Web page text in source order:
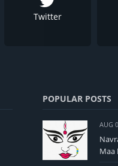
Twitter
POPULAR POSTS
AUG
Maa